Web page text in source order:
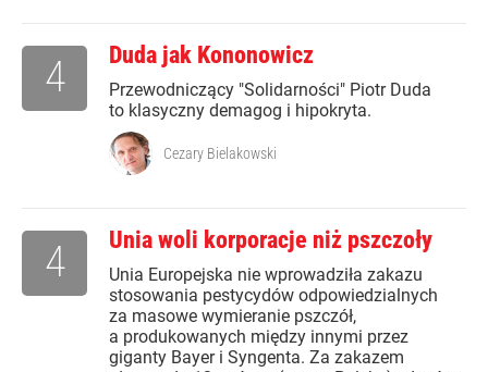
Duda jak Kononowicz
Przewodniczący "Solidarności" Piotr Duda
to klasyczny demagog i hipokryta.
4
Cezary Bielakowski
Unia woli korporacje niż pszczoły
Unia Europejska nie wprowadziła zakazu
stosowania pestycydów odpowiedzialnych
za masowe wymieranie pszczół,
a produkowanych między innymi przez
giganty Bayer i Syngenta. Za zakazem
4